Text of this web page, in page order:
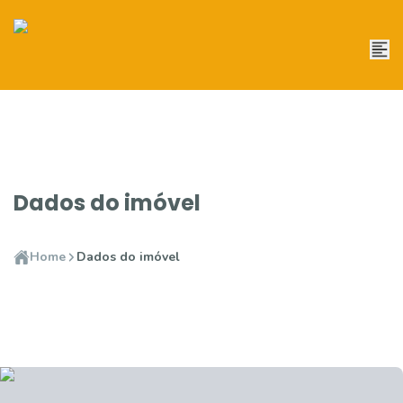
Dados do imóvel
Home Dados do imóvel